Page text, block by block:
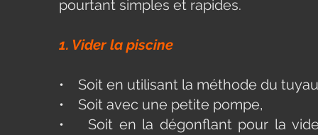
pourtant simples et rapides.
1. Vider la piscine
• Soit en utilisant la méthode du
• Soit avec une petite pompe,
• Soit en la dégonflant pour la